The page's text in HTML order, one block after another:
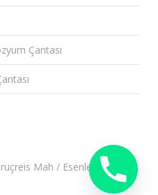
Çantası
Mah / Esenler /